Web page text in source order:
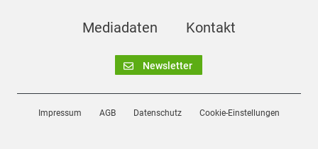
Mediadaten Kontakt
Newsletter
Impressum AGB Datenschutz Cookie-Einstellungen